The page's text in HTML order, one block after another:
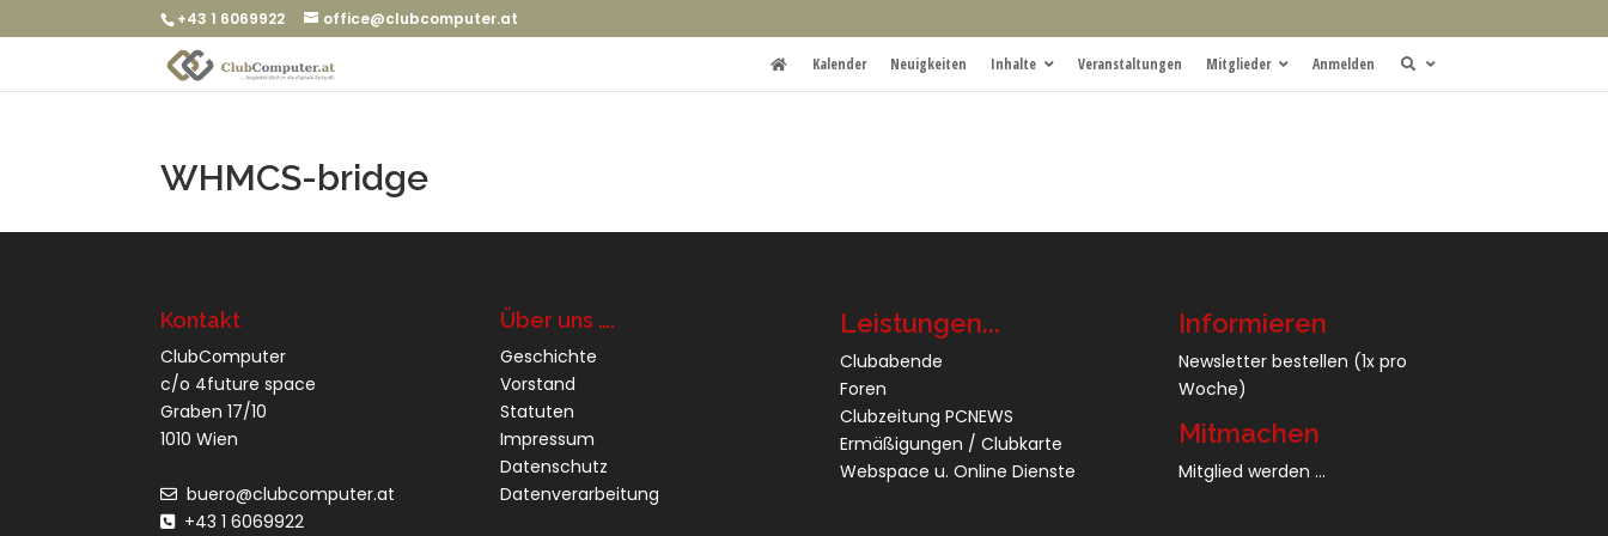
+43 1 6069922 office@clubcomputer.at
Kalender Neuigkeiten Inhalte Veranstaltungen Mitglieder Anmelden
WHMCS-bridge
Kontakt
ClubComputer
c/o 4future space
Graben 17/10
1010 Wien
buero@clubcomputer.at
+43 1 6069922
Über uns ….
Geschichte
Vorstand
Statuten
Impressum
Datenschutz
Datenverarbeitung
Leistungen...
Clubabende
Foren
Clubzeitung PCNEWS
Ermäßigungen / Clubkarte
Webspace u. Online Dienste
Informieren
Newsletter bestellen (1x pro
Woche)
Mitmachen
Mitglied werden ...